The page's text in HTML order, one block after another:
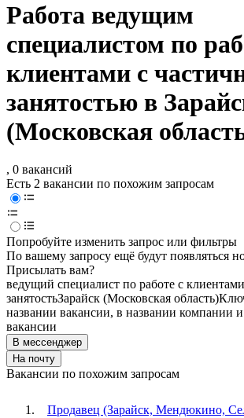
Работа ведущим
специалистом по
клиентами с
занятостью в
(Московская
, 0 вакансий
Есть 2 вакансии по похожим запросам
Попробуйте изменить запрос или фильтры
По вашему запросу ещё будут появляться
Присылать вам?
ведущий специалист по работе с клиентами
занятостьЗарайск (Московская область)
названии вакансии, в названии компании
вакансии
В мессенджер
На почту
Вакансии по похожим запросам
Продавец (Зарайск, Мендюкино,